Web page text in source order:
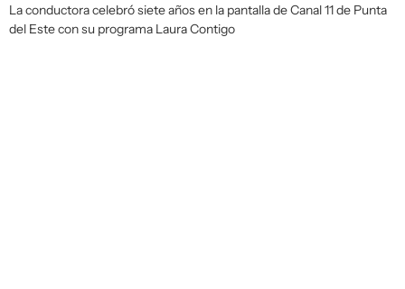
La conductora celebró siete años en la pantalla de Canal 11 de Punta
del Este con su programa Laura Contigo